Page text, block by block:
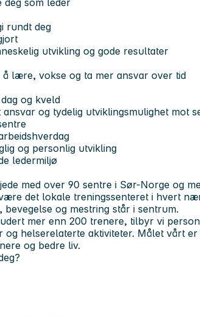
rundt deg
utvikling og gode resultater
lære, vokse og ta mer ansvar over tid
og kveld
og tydelig utviklingsmulighet mot
og personlig utvikling
ledermiljø
med over 90 sentre i Sør-Norge og
det lokale treningssenteret i hvert
bevegelse og mestring står i sentrum.
mer enn 200 trenere, tilbyr vi
og helserelaterte aktiviteter. Målet vårt
og bedre liv.